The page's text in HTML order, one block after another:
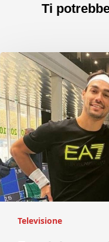
Ti
Televisione